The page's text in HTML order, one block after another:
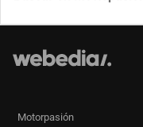
Motorpasión